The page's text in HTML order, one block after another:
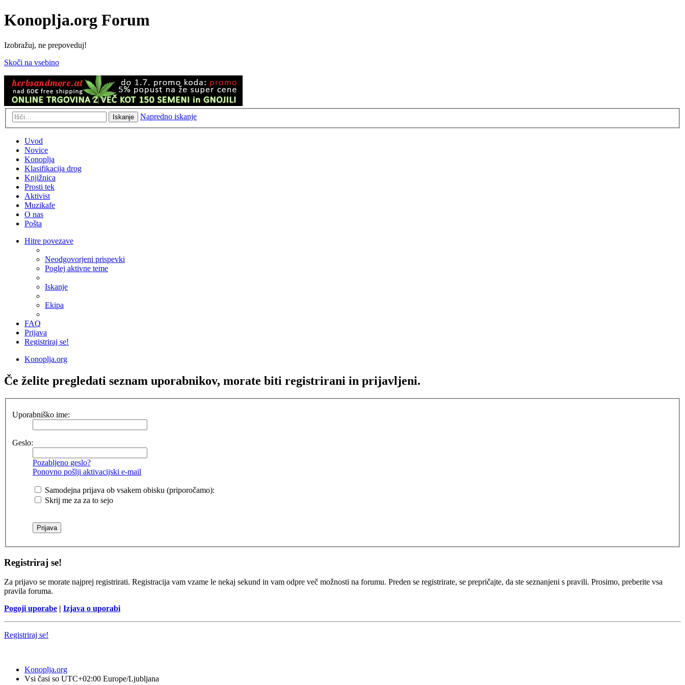
Konoplja.org Forum
Izobražuj, ne prepoveduj!
Skoči na vsebino
Iskanje Napredno iskanje
Uvod
Novice
Konoplja
Klasifikacija drog
Knjižnica
Prosti tek
Aktivist
Muzikafe
O nas
Pošta
Hitre povezave
Neodgovorjeni prispevki
Poglej aktivne teme
Iskanje
Ekipa
FAQ
Prijava
Registriraj se!
Konoplja.org
Če želite pregledati seznam uporabnikov, morate biti registrirani in prijavljeni.
Uporabniško ime:
Geslo:
Pozabljeno geslo?
Ponovno pošlji aktivacijski e-mail
Samodejna prijava ob vsakem obisku (priporočamo):
Skrij me za za to sejo
Registriraj se!
Za prijavo se morate najprej registrirati. Registracija vam vzame le nekaj sekund in vam odpre več možnosti na forumu. Preden se registrirate, se prepričajte, da ste seznanjeni s pravili. Prosimo, preberite vsa
pravila foruma.
Pogoji uporabe | Izjava o uporabi
Registriraj se!
Konoplja.org
Vsi časi so UTC+02:00 Europe/Ljubljana